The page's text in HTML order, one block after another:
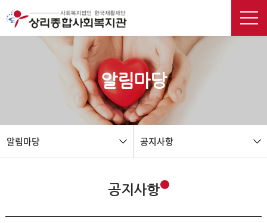
알림마당
알림마당 공지사항
공지사항